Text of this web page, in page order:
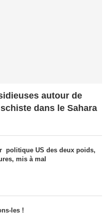
autour de
dans le Sahara
politique US des deux poids,
mis à mal
les !